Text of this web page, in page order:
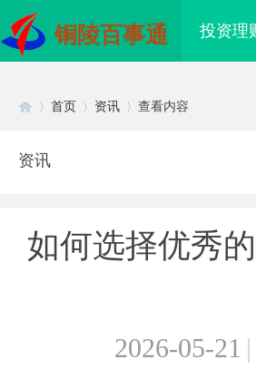
铜陵百事通 投资理
首页 资讯 查看内容
资讯
如何选择优秀
2026-05-21 |